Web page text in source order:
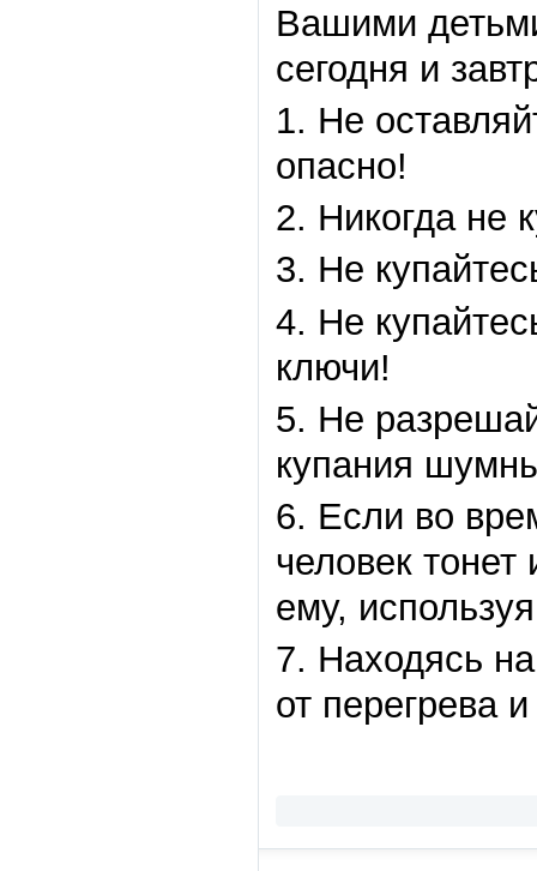
Вашими
сегодня и
1. Не
опасно!
2. Никогда не
3. Не
4. Не
ключи!
5. Не
купания
6. Если во
человек
ему,
7. Находясь
от перегрева